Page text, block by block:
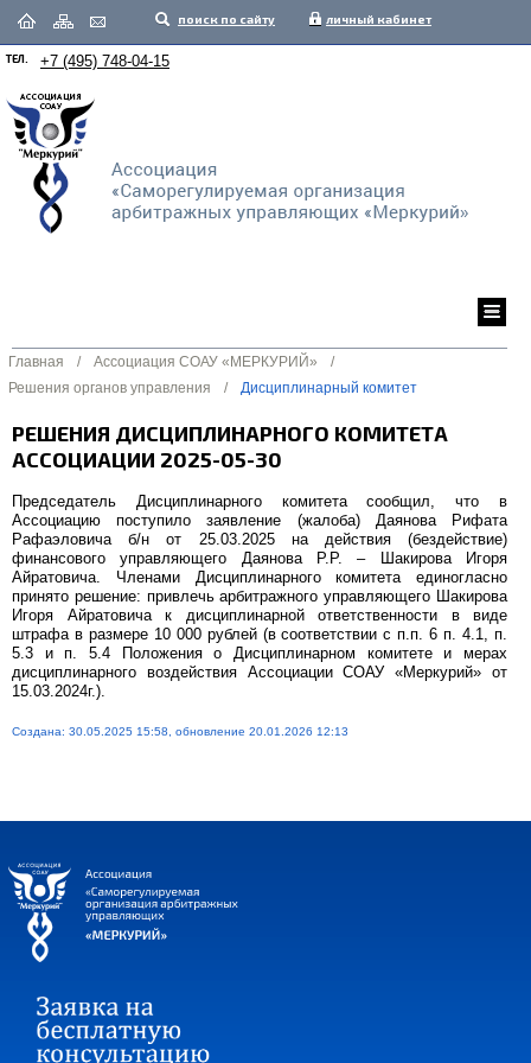
поиск по сайту личный кабинет
ТЕЛ. +7 (495) 748-04-15
Главная / Ассоциация СОАУ «МЕРКУРИЙ»
/
Решения органов управления
/ Дисциплинарный комитет
РЕШЕНИЯ ДИСЦИПЛИНАРНОГО КОМИТЕТА
АССОЦИАЦИИ 2025-05-30
Председатель Дисциплинарного комитета сообщил, что в
Ассоциацию поступило заявление (жалоба) Даянова Рифата
Рафаэловича б/н от 25.03.2025 на действия (бездействие)
финансового управляющего Даянова Р.Р. – Шакирова Игоря
Айратовича. Членами Дисциплинарного комитета единогласно
принято решение: привлечь арбитражного управляющего Шакирова
Игоря Айратовича к дисциплинарной ответственности в виде
штрафа в размере 10 000 рублей (в соответствии с п.п. 6 п. 4.1, п.
5.3 и п. 5.4 Положения о Дисциплинарном комитете и мерах
дисциплинарного воздействия Ассоциации СОАУ «Меркурий» от
15.03.2024г.).
Создана: 30.05.2025 15:58, обновление 20.01.2026 12:13